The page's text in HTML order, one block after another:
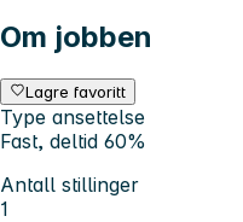
Om jobben
Lagre favoritt
Type ansettelse
Fast, deltid 60%
Antall stillinger
1